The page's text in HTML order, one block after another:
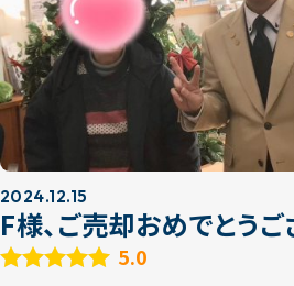
2024.12.15
F様、ご売却おめでとうご
5.0